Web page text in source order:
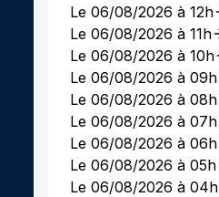
Le 06/08/2026 à 12h
Le 06/08/2026 à 11h
Le 06/08/2026 à 10h
Le 06/08/2026 à 09h
Le 06/08/2026 à 08h
Le 06/08/2026 à 07h
Le 06/08/2026 à 06h
Le 06/08/2026 à 05h
Le 06/08/2026 à 04h